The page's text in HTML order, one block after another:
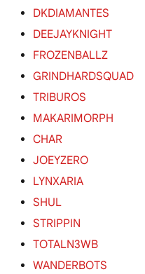
DKDIAMANTES
DEEJAYKNIGHT
FROZENBALLZ
GRINDHARDSQUAD
TRIBUROS
MAKARIMORPH
CHAR
JOEYZERO
LYNXARIA
SHUL
STRIPPIN
TOTALN3WB
WANDERBOTS